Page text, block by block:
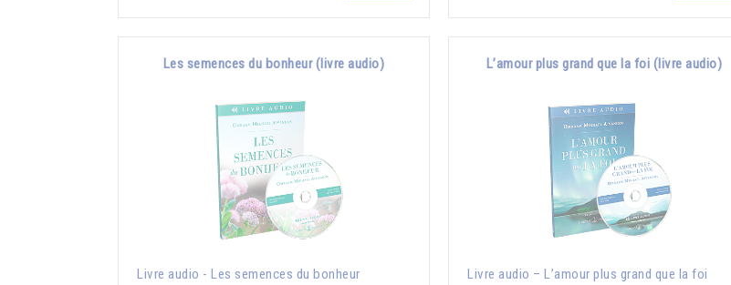
Les semences du bonheur (livre audio)
Livre audio - Les semences du bonheur
L’amour plus grand que la foi (livre audio)
Livre audio – L’amour plus grand que la foi